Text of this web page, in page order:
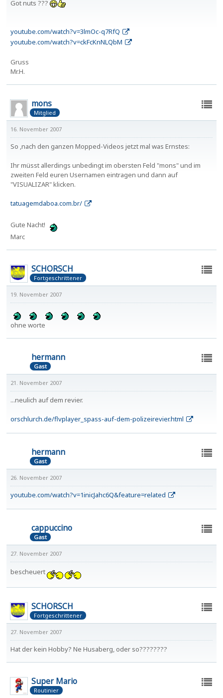
Got nuts ???
youtube.com/watch?v=3lmOc-q7RfQ
youtube.com/watch?v=ckFcKnNLQbM
Gruss
Mr.H.
mons
Mitglied
16. November 2007
So ,nach den ganzen Mopped-Videos jetzt mal was Ernstes:
Ihr müsst allerdings unbedingt im obersten Feld "mons" und im
zweiten Feld euren Usernamen eintragen und dann auf
"VISUALIZAR" klicken.
tatuagemdaboa.com.br/
Gute Nacht!
Marc
SCHORSCH
Fortgeschrittener
19. November 2007
ohne worte
hermann
Gast
21. November 2007
...neulich auf dem revier.
orschlurch.de/flvplayer_spass-auf-dem-polizeirevier.html
hermann
Gast
26. November 2007
youtube.com/watch?v=1inicJahc6Q&feature=related
cappuccino
Gast
27. November 2007
bescheuert
SCHORSCH
Fortgeschrittener
27. November 2007
Hat der kein Hobby? Ne Husaberg, oder so????????
Super Mario
Routinier